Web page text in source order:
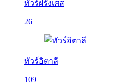
ทัวร์ฝรั่งเศส
26
ทัวร์อิตาลี
109